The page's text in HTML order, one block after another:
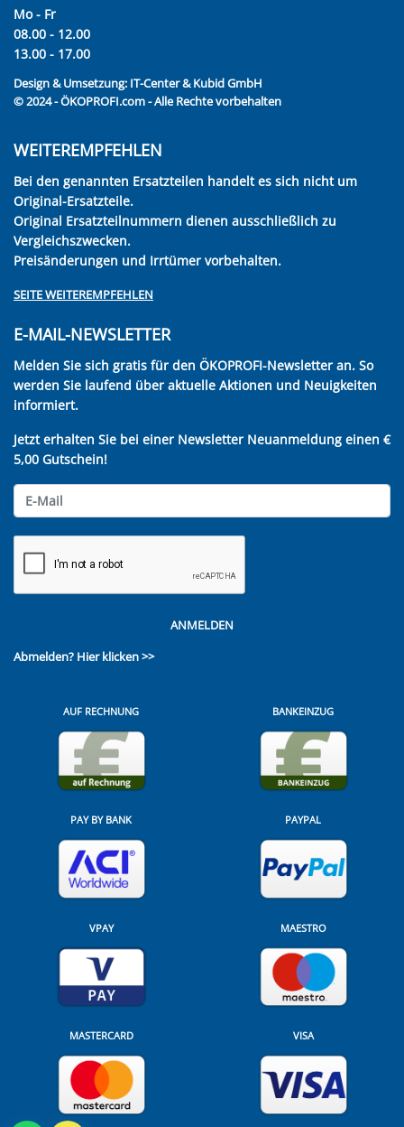
Mo - Fr
08.00 - 12.00
13.00 - 17.00
Design & Umsetzung: IT-Center & Kubid GmbH
© 2024 - ÖKOPROFI.com - Alle Rechte vorbehalten
WEITEREMPFEHLEN
Bei den genannten Ersatzteilen handelt es sich nicht um
Original-Ersatzteile.
Original Ersatzteilnummern dienen ausschließlich zu
Vergleichszwecken.
Preisänderungen und Irrtümer vorbehalten.
SEITE WEITEREMPFEHLEN
E-MAIL-NEWSLETTER
Melden Sie sich gratis für den ÖKOPROFI-Newsletter an. So
werden Sie laufend über aktuelle Aktionen und Neuigkeiten
informiert.
Jetzt erhalten Sie bei einer Newsletter Neuanmeldung einen €
5,00 Gutschein!
ANMELDEN
Abmelden? Hier klicken >>
AUF RECHNUNG BANKEINZUG
PAY BY BANK PAYPAL
VPAY MAESTRO
MASTERCARD VISA